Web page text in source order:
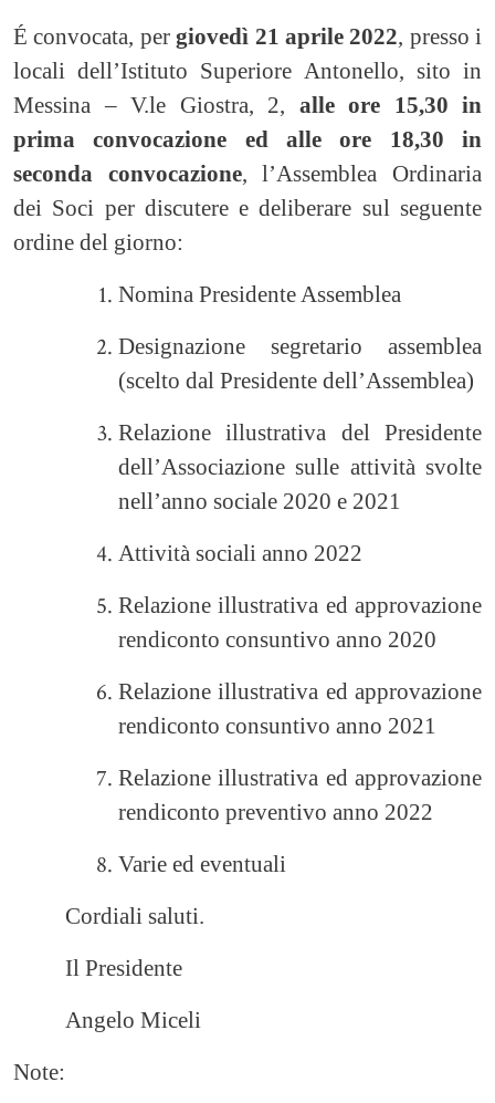
É convocata, pergiovedì 21 aprile 2022, presso i
locali dell’Istituto Superiore Antonello, sito in
Messina – V.le Giostra, 2, alle ore 15,30 in
prima convocazione ed alle ore 18,30 in
seconda convocazione, l’Assemblea Ordinaria
dei Soci per discutere e deliberare sul seguente
ordine del giorno:
Nomina Presidente Assemblea
Designazione segretario assemblea
(scelto dal Presidente dell’Assemblea)
Relazione illustrativa del Presidente
dell’Associazione sulle attività svolte
nell’anno sociale 2020 e 2021
Attività sociali anno 2022
Relazione illustrativa ed approvazione
rendiconto consuntivo anno 2020
Relazione illustrativa ed approvazione
rendiconto consuntivo anno 2021
Relazione illustrativa ed approvazione
rendiconto preventivo anno 2022
Varie ed eventuali
Cordiali saluti.
Il Presidente
Angelo Miceli
Note: